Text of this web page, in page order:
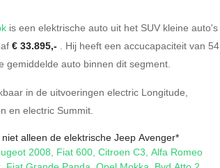
is een elektrische auto uit het SUV kleine auto's
€ 33.895,- . Hij heeft een accucapaciteit van 54
gemiddelde auto binnen dit segment.
in de uitvoeringen electric Longitude,
en electric Summit.
alleen de elektrische Jeep Avenger*
2008, Fiat 600, Citroen C3, Alfa Romeo